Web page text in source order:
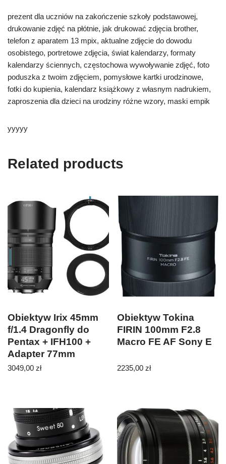
prezent dla uczniów na zakończenie szkoły podstawowej,
drukowanie zdjęć na płótnie, jak drukować zdjęcia brother,
telefon z aparatem 13 mpix, aktualne zdjęcie do dowodu
osobistego, portretowe zdjęcia, świat kalendarzy, formaty
kalendarzy ściennych, częstochowa wywoływanie zdjęć, foto
poduszka z twoim zdjęciem, pomysłowe kartki urodzinowe,
fotki do kupienia, kalendarz książkowy z własnym nadrukiem,
zaproszenia dla dzieci na urodziny różne wzory, maski empik
yyyyy
Related products
Obiektyw Irix 45mm
f/1.4 Dragonfly do
Pentax + IFH100 +
Adapter 77mm
3049,00 zł
Obiektyw Tokina
FIRIN 100mm F2.8
Macro FE AF Sony E
2235,00zł